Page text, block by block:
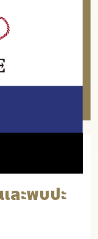
ละพบปะ